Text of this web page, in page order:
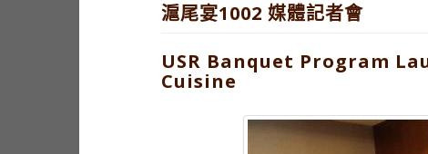
滬尾宴1002 媒體記者會
USR Banquet Program
Cuisine